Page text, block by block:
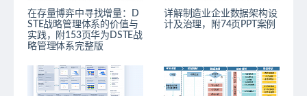
在存量博弈中寻找增量：D
STE战略管理体系的价值与
实践，附153页华为DSTE战
略管理体系完整版
详解制造业企业数据架构设
计及治理，附74页PPT案例